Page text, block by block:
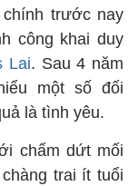
trước nay
công khai duy
Lai. Sau 4 năm
một số đối
là tình yêu.
chấm dứt mối
trai ít tuổi